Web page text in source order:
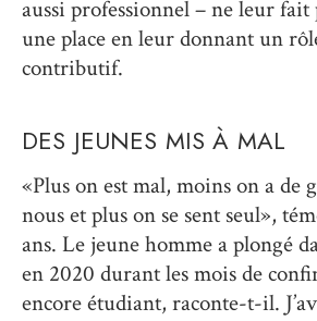
aussi professionnel – ne leur
une place en leur donnant un
contributif.
DES JEUNES MIS À MAL
«Plus on est mal, moins on a de
nous et plus on se sent seul»,
ans. Le jeune homme a plongé
en 2020 durant les mois de
encore étudiant, raconte-t-il.